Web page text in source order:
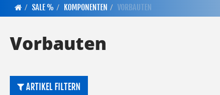
SALE % KOMPONENTEN VORBAUTEN
Vorbauten
ARTIKEL FILTERN